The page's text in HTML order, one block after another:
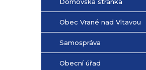
Obec Vrané nad Vltavou
Samospráva
Obecní úřad